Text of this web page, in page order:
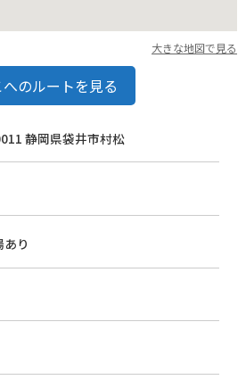
大きな地図で見る
へのルートを見る
静岡県袋井市村松
り